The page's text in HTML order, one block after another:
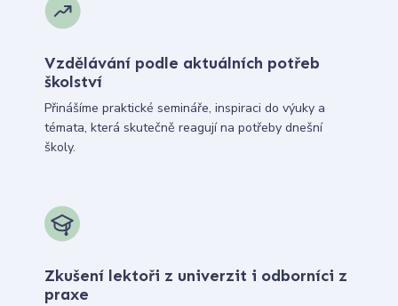
Vzdělávání podle aktuálních potřeb
školství
Přinášíme praktické semináře, inspiraci do výuky a
témata, která skutečně reagují na potřeby dnešní
školy.
Zkušení lektoři z univerzit i odborníci z
praxe